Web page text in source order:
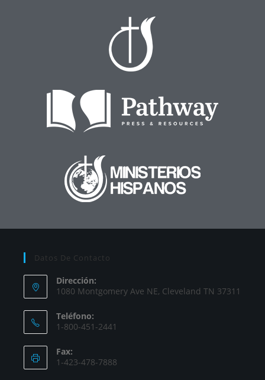
Datos De Contacto
Dirección:
1080 Montgomery Ave NE, Cleveland TN 37311
Teléfono:
1-800-451-2441
Fax:
1-423-478-7888